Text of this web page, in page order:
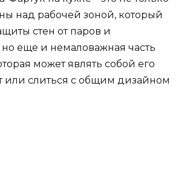
над рабочей зоной, который
стен от паров и
но еще и немаловажная часть
может являть собой его
или слиться с общим дизайном